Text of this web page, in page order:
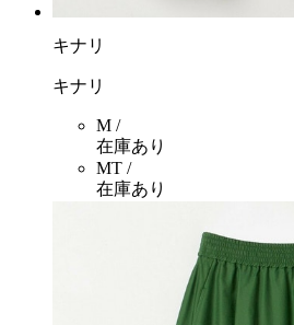
キナリ
キナリ
M /
在庫あり
MT /
在庫あり